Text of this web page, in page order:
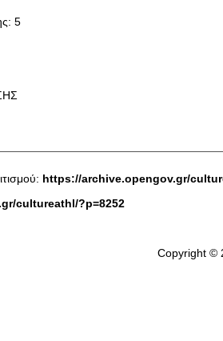
5
https://archive.opengov.gr/
cultureathl/?p=8252
Copyright ©